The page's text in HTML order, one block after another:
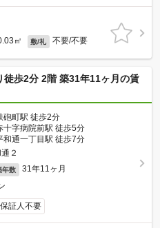
㎡ 敷/礼 不要/不要
徒歩2分 2階 築31年11ヶ月の賃
砲町駅 徒歩2分
十字病院前駅 徒歩5分
和通一丁目駅 徒歩7分
２
年数 31年11ヶ月
保証人不要